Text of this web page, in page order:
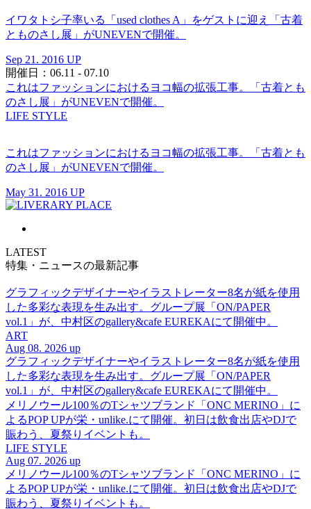
イワタトシ子率いる「used clothes A」をゲストに迎え「古着
とものさし展」がUNEVENで開催。
Sep 21. 2016 UP
開催日：06.11 - 07.10
これはファッションにおけるヨコ幅の拡張工事。「古着とも
のさし展」がUNEVENで開催。
LIFE STYLE
これはファッションにおけるヨコ幅の拡張工事。「古着とも
のさし展」がUNEVENで開催。
May 31. 2016 UP
LATEST
特集・ニュースの最新記事
グラフィックデザイナーやイラストレーター8名が紙を使用
した多彩な表現を生み出す。グループ展「ON/PAPER
vol.1」が、中村区のgallery&cafe EUREKAにて開催中。
ART
Aug 08. 2026 up
グラフィックデザイナーやイラストレーター8名が紙を使用
した多彩な表現を生み出す。グループ展「ON/PAPER
vol.1」が、中村区のgallery&cafe EUREKAにて開催中。
メリノウール100％のTシャツブランド「ONC MERINO」に
よるPOP UPが栄・unlike.にて開催。初日は飲食出店やDJで
賑わう、夏祭りイベントも。
LIFE STYLE
Aug 07. 2026 up
メリノウール100％のTシャツブランド「ONC MERINO」に
よるPOP UPが栄・unlike.にて開催。初日は飲食出店やDJで
賑わう、夏祭りイベントも。